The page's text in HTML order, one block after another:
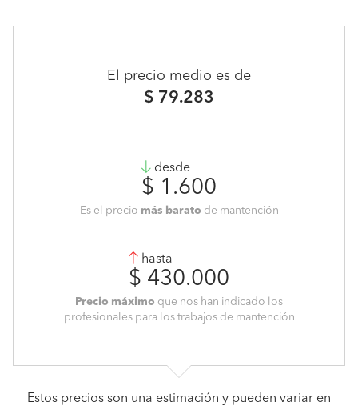
El precio medio es de
$ 79.283
desde
$ 1.600
Es el precio más barato de mantención
hasta
$ 430.000
Precio máximo que nos han indicado los
profesionales para los trabajos de mantención
Estos precios son una estimación y pueden variar en